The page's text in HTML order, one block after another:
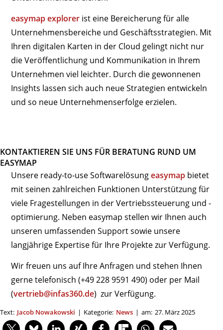
easymap explorer ist eine Bereicherung für alle
Unternehmensbereiche und Geschäftsstrategien. Mit
Ihren digitalen Karten in der Cloud gelingt nicht nur
die Veröffentlichung und Kommunikation in Ihrem
Unternehmen viel leichter. Durch die gewonnenen
Insights lassen sich auch neue Strategien entwickeln
und so neue Unternehmenserfolge erzielen.
KONTAKTIEREN SIE UNS FÜR BERATUNG RUND UM
EASYMAP
Unsere ready-to-use Softwarelösungeasymap bietet
mit seinen zahlreichen Funktionen Unterstützung für
viele Fragestellungen in der Vertriebssteuerung und -
optimierung. Neben easymap stellen wir Ihnen auch
unseren umfassenden Support sowie unsere
langjährige Expertise für Ihre Projekte zur Verfügung.
Wir freuen uns auf Ihre Anfragen und stehen Ihnen
gerne telefonisch (+49 228 9591 490) oder per Mail
(vertrieb@infas360.de) zur Verfügung.
Text: Jacob Nowakowski | Kategorie: News | am: 27. März 2025